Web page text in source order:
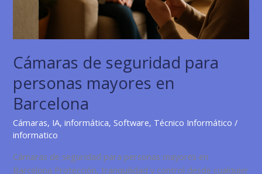
Cámaras de seguridad para
personas mayores en
Barcelona
Cámaras, IA,informática,Software, Técnico Informático /
informatico
Cámaras de seguridad para personas mayores en
Barcelona Protección, tranquilidad y control desde cualquier